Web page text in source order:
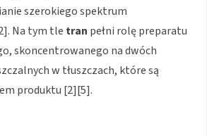
szerokiego spektrum
Na tym tle tran pełni rolę preparatu
skoncentrowanego na dwóch
w tłuszczach, które są
produktu [2][5].